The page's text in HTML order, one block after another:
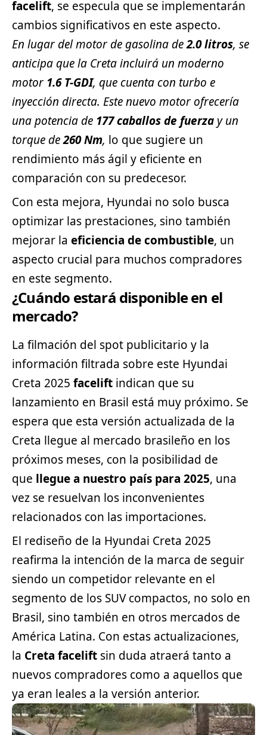
facelift, se especula que se implementarán
cambios significativos en este aspecto.
En lugar del motor de gasolina de2.0 litros, se
anticipa que la Creta incluirá un moderno
motor 1.6 T-GDI, que cuenta con turbo e
inyección directa. Este nuevo motor ofrecería
una potencia de 177 caballos de fuerza y un
torque de260 Nm, lo que sugiere un
rendimiento más ágil y eficiente en
comparación con su predecesor.
Con esta mejora, Hyundai no solo busca
optimizar las prestaciones, sino también
mejorar la eficiencia de combustible, un
aspecto crucial para muchos compradores
en este segmento.
¿Cuándo estará disponible en el
mercado?
La filmación del spot publicitario y la
información filtrada sobre este Hyundai
Creta 2025 facelift indican que su
lanzamiento en Brasil está muy próximo. Se
espera que esta versión actualizada de la
Creta llegue al mercado brasileño en los
próximos meses, con la posibilidad de
que llegue a nuestro país para 2025, una
vez se resuelvan los inconvenientes
relacionados con las importaciones.
El rediseño de la Hyundai Creta 2025
reafirma la intención de la marca de seguir
siendo un competidor relevante en el
segmento de los SUVcompactos, no solo en
Brasil, sino también en otros mercados de
América Latina. Con estas actualizaciones,
la Creta facelift sin duda atraerá tanto a
nuevos compradores como a aquellos que
ya eran leales a la versión anterior.